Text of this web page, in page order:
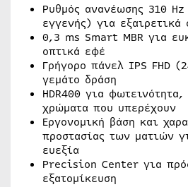
Ρυθμός ανανέωσης 310 Hz
εγγενής) για
0,3 ms Smart MBR για
οπτικά εφέ
Γρήγορο πάνελ IPS FHD
γεμάτο δράση
HDR400 για
χρώματα που υπερέχουν
Εργονομική βάση και
προστασίας των ματιών
ευεξία
Precision Center για
εξατομίκευση